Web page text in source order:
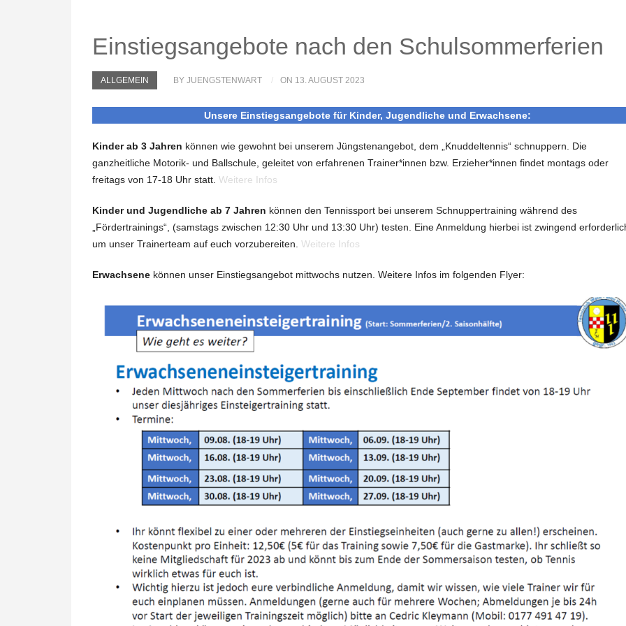
Einstiegsangebote nach den Schulsommerferien
ALLGEMEIN BY JUENGSTENWART ON 13. AUGUST 2023
Unsere Einstiegsangebote für Kinder, Jugendliche und Erwachsene:
Kinder ab 3 Jahren können wie gewohnt bei unserem Jüngstenangebot, dem „Knuddeltennis“ schnuppern. Die
ganzheitliche Motorik- und Ballschule, geleitet von erfahrenen Trainer*innen bzw. Erzieher*innen findet montags oder
freitags von 17-18 Uhr statt. Weitere Infos
Kinder und Jugendliche ab 7 Jahren können den Tennissport bei unserem Schnuppertraining während des
„Fördertrainings“, (samstags zwischen 12:30 Uhr und 13:30 Uhr) testen. Eine Anmeldung hierbei ist zwingend
um unser Trainerteam auf euch vorzubereiten. Weitere Infos
Erwachsene können unser Einstiegsangebot mittwochs nutzen. Weitere Infos im folgenden Flyer: